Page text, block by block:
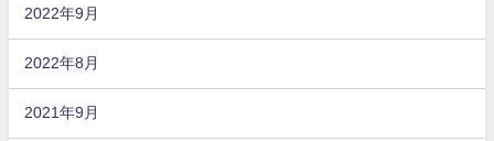
2022年9月
2022年8月
2021年9月